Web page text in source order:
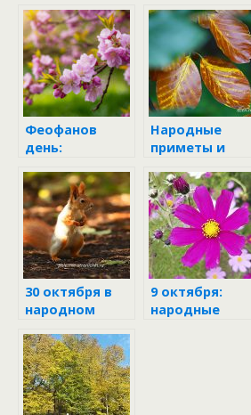
Феофанов
день:
приметы
народного
праздника 25
марта
Народные
приметы и
октября
30 октября в
народном
9 октября:
народные